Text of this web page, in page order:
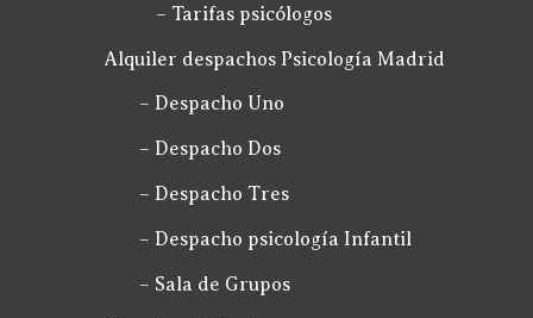
– Tarifas psicólogos
Alquiler despachos Psicología Madrid
– Despacho Uno
– Despacho Dos
– Despacho Tres
– Despacho psicología Infantil
– Sala de Grupos